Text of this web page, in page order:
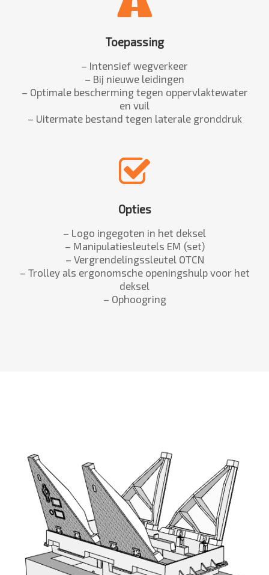
Toepassing
– Intensief wegverkeer
– Bij nieuwe leidingen
– Optimale bescherming tegen oppervlaktewater
en vuil
– Uitermate bestand tegen laterale gronddruk
Opties
– Logo ingegoten in het deksel
– Manipulatiesleutels EM (set)
– Vergrendelingssleutel OTCN
– Trolley als ergonomsche openingshulp voor het
deksel
– Ophoogring